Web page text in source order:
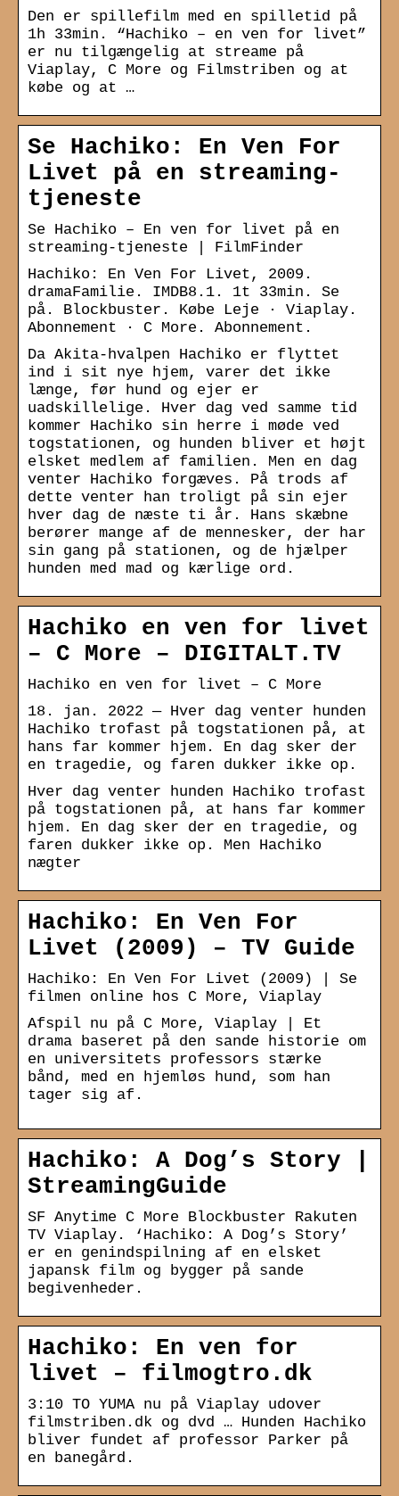
Den er spillefilm med en spilletid på
1h 33min. “Hachiko – en ven for livet”
er nu tilgængelig at streame på
Viaplay, C More og Filmstriben og at
købe og at …
Se Hachiko: En Ven For
Livet på en streaming-
tjeneste
Se Hachiko – En ven for livet på en
streaming-tjeneste | FilmFinder
Hachiko: En Ven For Livet, 2009.
dramaFamilie. IMDB8.1. 1t 33min. Se
på. Blockbuster. Købe Leje · Viaplay.
Abonnement · C More. Abonnement.
Da Akita-hvalpen Hachiko er flyttet
ind i sit nye hjem, varer det ikke
længe, før hund og ejer er
uadskillelige. Hver dag ved samme tid
kommer Hachiko sin herre i møde ved
togstationen, og hunden bliver et højt
elsket medlem af familien. Men en dag
venter Hachiko forgæves. På trods af
dette venter han troligt på sin ejer
hver dag de næste ti år. Hans skæbne
berører mange af de mennesker, der har
sin gang på stationen, og de hjælper
hunden med mad og kærlige ord.
Hachiko en ven for livet
– C More – DIGITALT.TV
Hachiko en ven for livet – C More
18. jan. 2022 — Hver dag venter hunden
Hachiko trofast på togstationen på, at
hans far kommer hjem. En dag sker der
en tragedie, og faren dukker ikke op.
Hver dag venter hunden Hachiko trofast
på togstationen på, at hans far kommer
hjem. En dag sker der en tragedie, og
faren dukker ikke op. Men Hachiko
nægter
Hachiko: En Ven For
Livet (2009) – TV Guide
Hachiko: En Ven For Livet (2009) | Se
filmen online hos C More, Viaplay
Afspil nu på C More, Viaplay | Et
drama baseret på den sande historie om
en universitets professors stærke
bånd, med en hjemløs hund, som han
tager sig af.
Hachiko: A Dog’s Story |
StreamingGuide
SF Anytime C More Blockbuster Rakuten
TV Viaplay. ‘Hachiko: A Dog’s Story’
er en genindspilning af en elsket
japansk film og bygger på sande
begivenheder.
Hachiko: En ven for
livet – filmogtro.dk
3:10 TO YUMA nu på Viaplay udover
filmstriben.dk og dvd … Hunden Hachiko
bliver fundet af professor Parker på
en banegård.